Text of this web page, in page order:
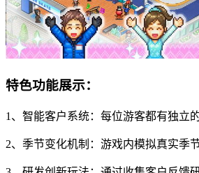
特色功能展示：
1、智能客户系统：每位游客都有独立
2、季节变化机制：游戏内模拟真实季